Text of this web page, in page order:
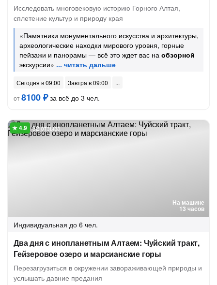
Исследовать многовековую историю Горного Алтая,
сплетение культур и природу края
«Памятники монументального искусства и архитектуры,
археологические находки мирового уровня, горные
пейзажи и панорамы — всё это ждет вас на обзорной
экскурсии»
Сегодня в 09:00
Завтра в 09:00
от8100 ₽за всё до 3 чел.
На машине
13 часов
32 отзыва
Индивидуальная до 6 чел.
Два дня с инопланетным Алтаем: Чуйский тракт,
Гейзеровое озеро и марсианские горы
Перезагрузиться в окружении завораживающей природы и
услышать давние предания